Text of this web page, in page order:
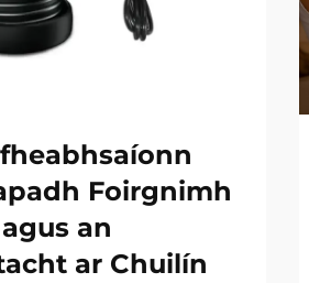
Foirgnimh
an
ar Chuilín